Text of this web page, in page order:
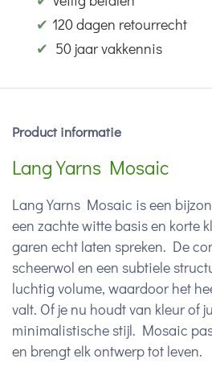
✔ 120 dagen retourrecht
✔ 50 jaar vakkennis
Product informatie
Lang Yarns Mosaic
Lang Yarns Mosaic is een
een zachte witte basis en korte
garen echt laten spreken. De
scheerwol en een subtiele
luchtig volume, waardoor het
valt. Of je nu houdt van kleur of
minimalistische stijl. Mosaic
en brengt elk ontwerp tot leven.